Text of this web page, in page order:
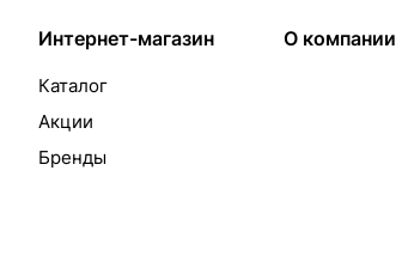
Интернет-магазин
Каталог
Акции
Бренды
О компании